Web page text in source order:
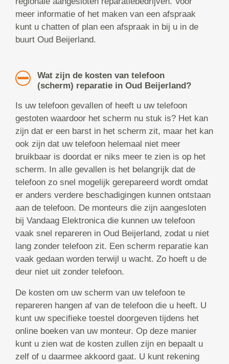
meer informatie of het maken van een afspraak
kunt u chatten of plan een afspraak in bij u in de
buurt Oud Beijerland.
Wat zijn de kosten van telefoon
(scherm) reparatie in Oud Beijerland?
Is uw telefoon gevallen of heeft u uw telefoon
gestoten waardoor het scherm nu stuk is? Het kan
zijn dat er een barst in het scherm zit, maar het kan
ook zijn dat uw telefoon helemaal niet meer
bruikbaar is doordat er niks meer te zien is op het
scherm. In alle gevallen is het belangrijk dat de
telefoon zo snel mogelijk gerepareerd wordt omdat
er anders verdere beschadigingen kunnen ontstaan
aan de telefoon. De monteurs die zijn aangesloten
bij Vandaag Elektronica die kunnen uw telefoon
vaak snel repareren in Oud Beijerland, zodat u niet
lang zonder telefoon zit. Een scherm reparatie kan
vaak gedaan worden terwijl u wacht. Zo hoeft u de
deur niet uit zonder telefoon.
De kosten om uw scherm van uw telefoon te
repareren hangen af van de telefoon die u heeft. U
kunt uw specifieke toestel doorgeven tijdens het
online boeken van uw monteur. Op deze manier
kunt u zien wat de kosten zullen zijn en bepaalt u
zelf of u daarmee akkoord gaat. U kunt rekening